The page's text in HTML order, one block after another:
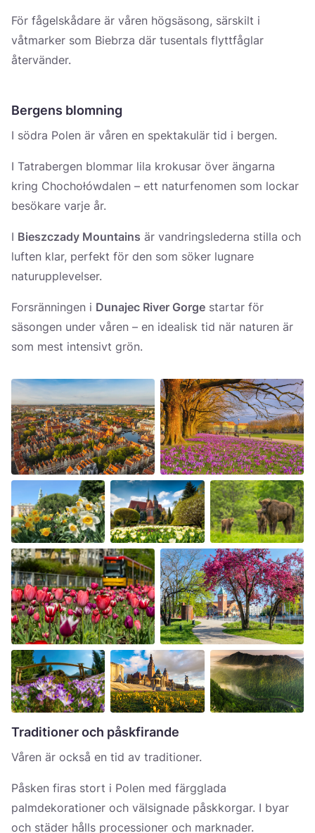
För fågelskådare är våren högsäsong, särskilt i
våtmarker som Biebrza där tusentals flyttfåglar
återvänder.
Bergens blomning
I södra Polen är våren en spektakulär tid i bergen.
I Tatrabergen blommar lila krokusar över ängarna
kring Chochołówdalen – ett naturfenomen som lockar
besökare varje år.
I Bieszczady Mountains är vandringslederna stilla och
luften klar, perfekt för den som söker lugnare
naturupplevelser.
Forsränningen i Dunajec River Gorge startar för
säsongen under våren – en idealisk tid när naturen är
som mest intensivt grön.
Traditioner och påskfirande
Våren är också en tid av traditioner.
Påsken firas stort i Polen med färgglada
palmdekorationer och välsignade påskkorgar. I byar
och städer hålls processioner och marknader.